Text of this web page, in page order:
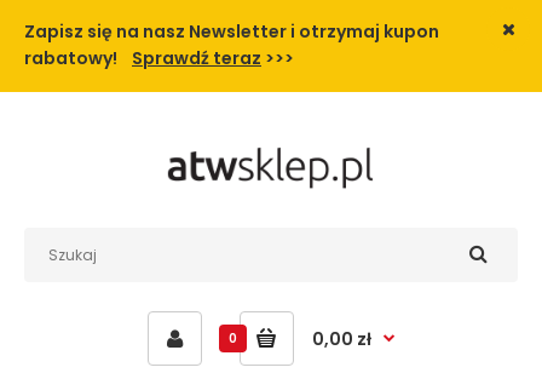
Zapisz się na nasz Newsletter i otrzymaj kupon
rabatowy! Sprawdź teraz >>>
0 0,00 zł